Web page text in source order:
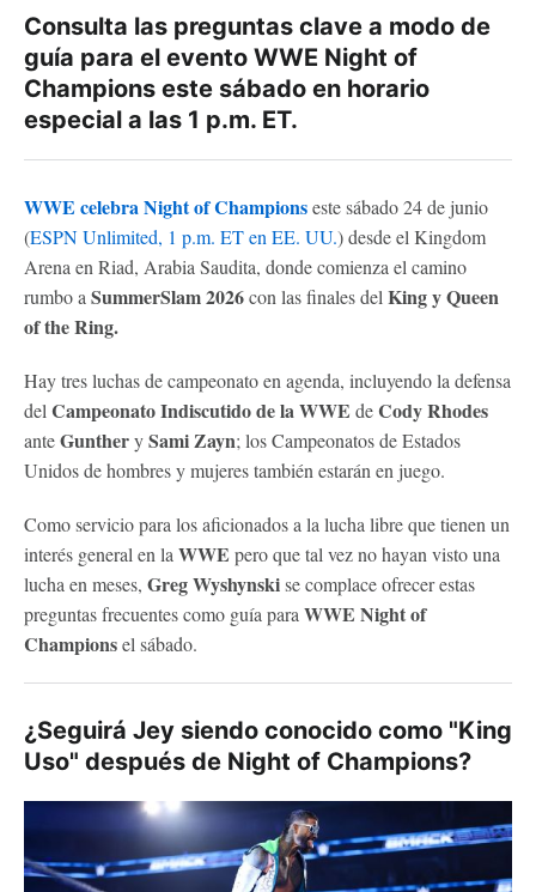
Consulta las preguntas clave a modo de
guía para el evento WWE Night of
Champions este sábado en horario
especial a las 1 p.m. ET.
WWE celebra Night of Championseste sábado 24 de junio
(ESPN Unlimited, 1 p.m. ET en EE. UU.) desde el Kingdom
Arena en Riad, Arabia Saudita, donde comienza el camino
rumbo a SummerSlam 2026con las finales del King y Queen
of the Ring.
Hay tres luchas de campeonato en agenda, incluyendo la defensa
del Campeonato Indiscutido de la WWE deCody Rhodes
anteGuntherySami Zayn; los Campeonatos de Estados
Unidos de hombres y mujeres también estarán en juego.
Como servicio para los aficionados a la lucha libre que tienen un
interés general en la WWE pero que tal vez no hayan visto una
lucha en meses, Greg Wyshynskise complace ofrecer estas
preguntas frecuentes como guía para WWE Night of
Championsel sábado.
¿Seguirá Jey siendo conocido como "King
Uso" después de Night of Champions?